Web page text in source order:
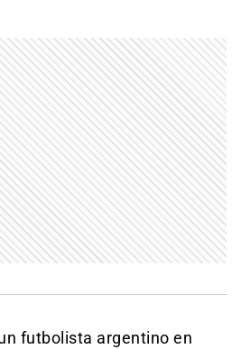
futbolista argentino en